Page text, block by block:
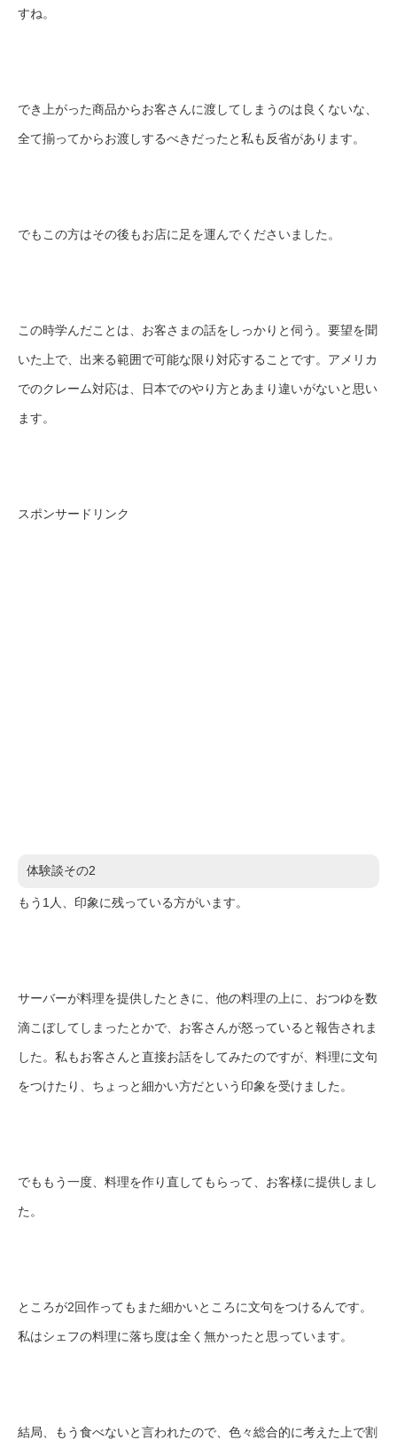
すね。
でき上がった商品からお客さんに渡してしまうのは良くないな、
全て揃ってからお渡しするべきだったと私も反省があります。
でもこの方はその後もお店に足を運んでくださいました。
この時学んだことは、お客さまの話をしっかりと伺う。要望を聞
いた上で、出来る範囲で可能な限り対応することです。アメリカ
でのクレーム対応は、日本でのやり方とあまり違いがないと思い
ます。
スポンサードリンク
体験談その2
もう1人、印象に残っている方がいます。
サーバーが料理を提供したときに、他の料理の上に、おつゆを数
滴こぼしてしまったとかで、お客さんが怒っていると報告されま
した。私もお客さんと直接お話をしてみたのですが、料理に文句
をつけたり、ちょっと細かい方だという印象を受けました。
でももう一度、料理を作り直してもらって、お客様に提供しまし
た。
ところが2回作ってもまた細かいところに文句をつけるんです。
私はシェフの料理に落ち度は全く無かったと思っています。
結局、もう食べないと言われたので、色々総合的に考えた上で割